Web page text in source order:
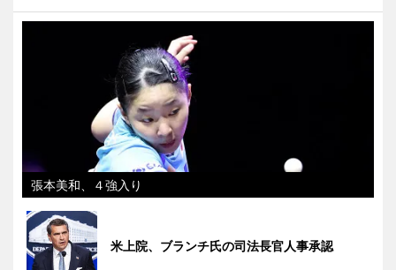
張本美和、４強入り
米上院、ブランチ氏の司法長官人事承認